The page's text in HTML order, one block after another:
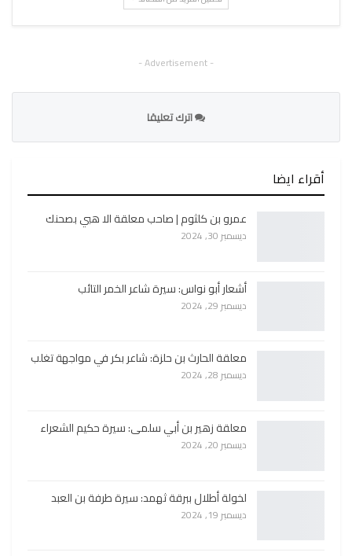
- Advertisement -
اترك تعليقا
أقراء ايضا
عمرو بن كلثوم | صاحب معلقة الا هبي بصحنك
ديسمبر 30, 2024
أشعار أبو نواس: سيرة شاعر الخمر التائب
ديسمبر 29, 2024
معلقة الحارث بن حلزة: شاعر بكر في مواجهة تغلب
ديسمبر 28, 2024
معلقة زهير بن أبي سلمى: سيرة حكيم الشعراء
ديسمبر 20, 2024
لخولة أطلال ببرقة ثهمد: سيرة طرفة بن العبد
ديسمبر 19, 2024